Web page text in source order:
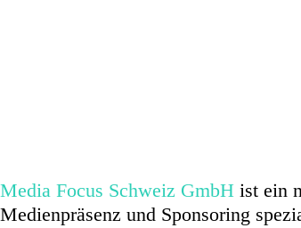
Media Focus Schweiz GmbH ist ein
Medienpräsenz und Sponsoring